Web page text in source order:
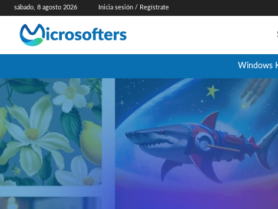
sábado, 8 agosto 2026 Inicia sesión / Regístrate
Windows